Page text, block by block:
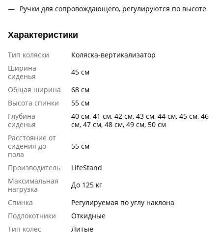
Ручки для сопровождающего, регулируются по высоте
Характеристики
Тип коляски
Коляска-вертикализатор
Ширина
сиденья
45 см
Общая ширина
68 см
Высота спинки
55 см
Глубина
сиденья
40 см, 41 см, 42 см, 43 см, 44 см, 45 см, 46
см, 47 см, 48 см, 49 см, 50 см
Расстояние от
сидения до
пола
55 см
Производитель
LifeStand
Максимальная
нагрузка
До 125 кг
Спинка
Регулируемая по углу наклона
Подлокотники
Откидные
Тип колес
Литые